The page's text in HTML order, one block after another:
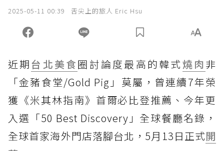
2025-05-11 00:39 舌尖上的旅人 Eric Hsu
近期台北美食圈討論度最高的韓式燒肉 非
「金豬食堂/Gold Pig」莫屬，曾連續7年榮
獲《米其林指南》首爾必比登推薦、今年更
入選「50 Best Discovery」全球餐廳名錄，
全球首家海外門店落腳台北，5月13日正式開